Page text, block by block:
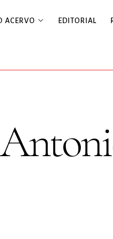
ACERVO EDITORIAL